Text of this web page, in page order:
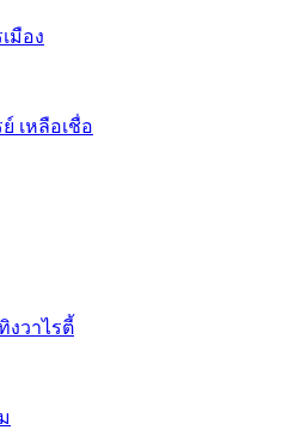
มือง
เหลือเชื่อ
งวาไรตี้